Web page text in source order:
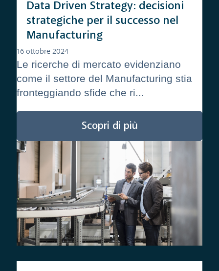
Data Driven Strategy: decisioni
strategiche per il successo nel
Manufacturing
16 ottobre 2024
Le ricerche di mercato evidenziano
come il settore del Manufacturing stia
fronteggiando sfide che ri...
Scopri di più